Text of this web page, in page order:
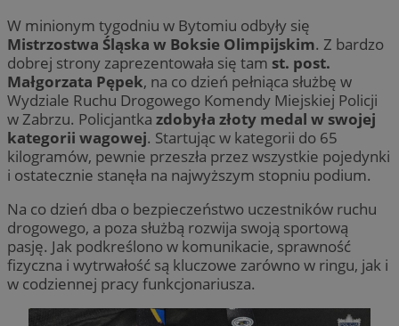
W minionym tygodniu w Bytomiu odbyły się
Mistrzostwa Śląska w Boksie Olimpijskim. Z bardzo
dobrej strony zaprezentowała się tam st. post.
Małgorzata Pępek, na co dzień pełniąca służbę w
Wydziale Ruchu Drogowego Komendy Miejskiej Policji
w Zabrzu. Policjantka zdobyła złoty medal w swojej
kategorii wagowej. Startując w kategorii do 65
kilogramów, pewnie przeszła przez wszystkie pojedynki
i ostatecznie stanęła na najwyższym stopniu podium.
Na co dzień dba o bezpieczeństwo uczestników ruchu
drogowego, a poza służbą rozwija swoją sportową
pasję. Jak podkreślono w komunikacie, sprawność
fizyczna i wytrwałość są kluczowe zarówno w ringu, jak i
w codziennej pracy funkcjonariusza.